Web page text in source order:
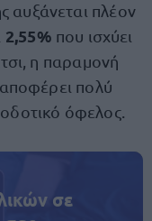
πλέον
2,55% που ισχύει
η παραμονή
πολύ
όφελος.
σε